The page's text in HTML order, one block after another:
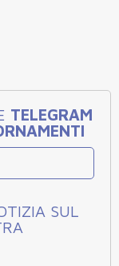
TELEGRAM
SUL